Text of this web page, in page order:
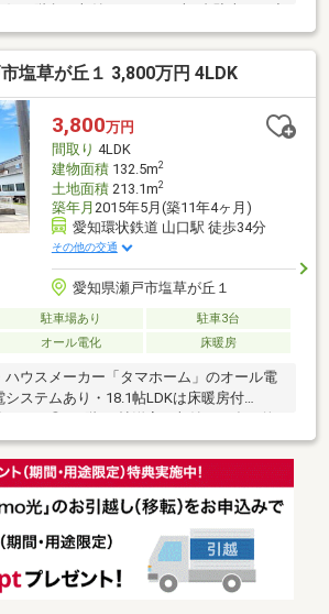
好・階段下収納あり！・お車2台駐車可（小
シーを確保しやすい旗竿地▼立地のポイン
」徒歩8分 「藤が丘」駅までバス1
く、豊田方面へアクセス良好・最寄り駅
す・閑静な住宅地
塩草が丘１ 3,800万円 4LDK
3,800万円
間取り 4LDK
建物面積132.5m2
土地面積213.1m2
築年月 2015年5月(築11年4ヶ月)
愛知環状鉄道 山口駅 徒歩34分
その他の交通
愛知県瀬戸市塩草が丘１
駐車場あり
駐車3台
オール電化 床暖房
ウスメーカー「タマホーム」のオール電
ステムあり・18.1帖LDKは床暖房付
等の収納に便利な広々シューズインクロ
・南向き広々バルコニー・窓が多く日当た
台駐車可能（車種による）▼立地のポイント
西」徒歩6分 「尾張瀬戸」駅までバス1